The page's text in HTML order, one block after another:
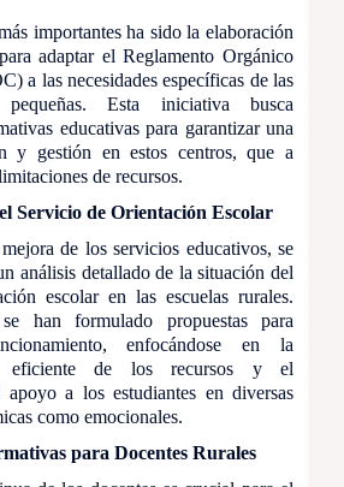
importantes ha sido la elaboración
adaptar el Reglamento Orgánico
a las necesidades específicas de las
pequeñas. Esta iniciativa busca
educativas para garantizar una
y gestión en estos centros, que a
de recursos.
Servicio de Orientación Escolar
de los servicios educativos, se
análisis detallado de la situación del
escolar en las escuelas rurales.
han formulado propuestas para
enfocándose en la
eficiente de los recursos y el
apoyo a los estudiantes en diversas
como emocionales.
para Docentes Rurales